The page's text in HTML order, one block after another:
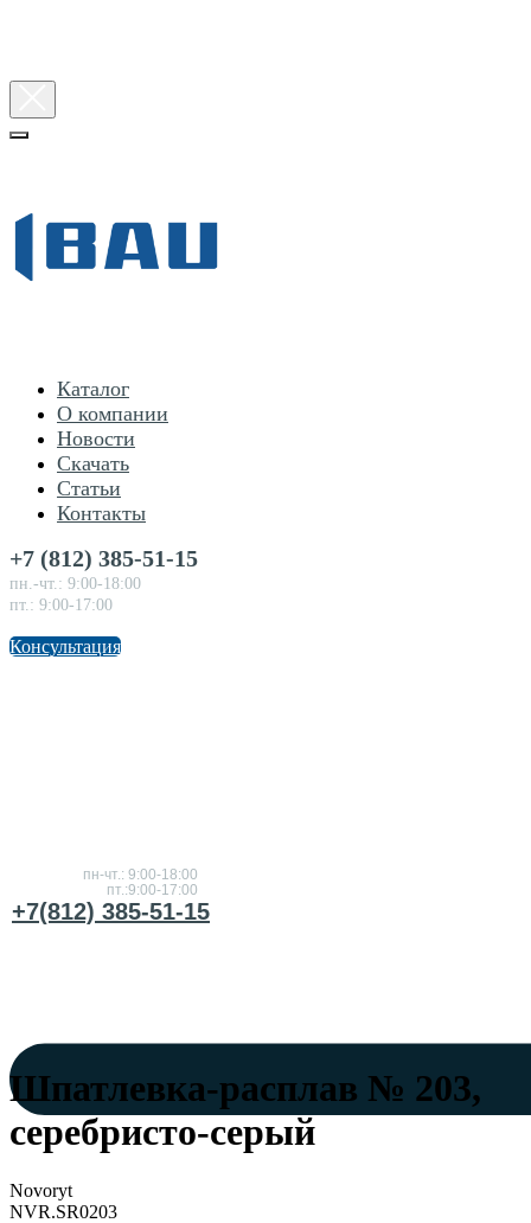
пн-чт.: 9:00-18:00
пт.:9:00-17:00
+7(812) 385-51-15
Каталог
О компании
Новости
Скачать
Статьи
Контакты
+7 (812) 385-51-15
пн.-чт.: 9:00-18:00
пт.: 9:00-17:00
Консультация
Шпатлевка-расплав № 203,
серебристо-серый
Novoryt
NVR.SR0203